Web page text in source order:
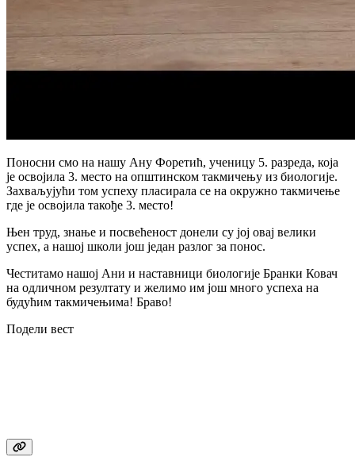
Поносни смо на нашу Ану Форетић, ученицу 5. разреда, која
је освојила 3. место на општинском такмичењу из биологије.
Захваљујући том успеху пласирала се на окружно такмичење
где је освојила такође 3. место!
Њен труд, знање и посвећеност донели су јој овај велики
успех, а нашој школи још један разлог за понос.
Честитамо нашој Ани и наставници биологије Бранки Ковач
на одличном резултату и желимо им још много успеха на
будућим такмичењима! Браво!
Подели вест